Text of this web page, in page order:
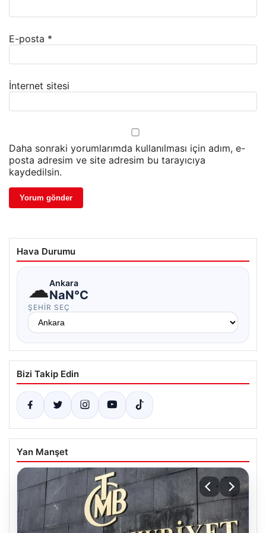
E-posta *
İnternet sitesi
Daha sonraki yorumlarımda kullanılması için adım, e-
posta adresim ve site adresim bu tarayıcıya
kaydedilsin.
Hava Durumu
☁Ankara
NaN°C
ŞEHIR SEÇ
Bizi Takip Edin
Yan Manşet